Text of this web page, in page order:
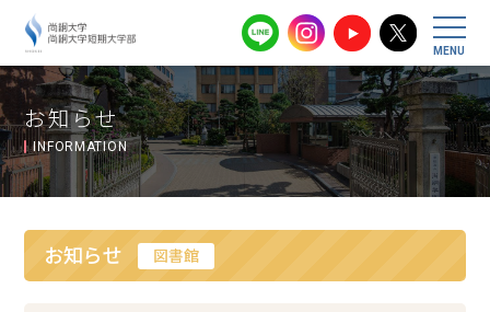
尚絅大学・尚
お知らせ
INFORMATION
お知らせ 図書館